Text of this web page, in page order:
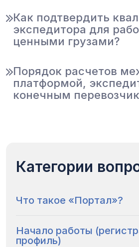
Как подтвердить
экспедитора для
ценными грузами?
Порядок расчетов
платформой,
конечным
Категории
Что такое «Портал»?
Начало работы
профиль)